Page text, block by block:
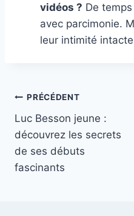
vidéos ? De
avec parcimonie.
leur intimité
Navigation
de
l’article
PRÉCÉDENT
Luc Besson jeune :
découvrez les secrets
de ses débuts
fascinants